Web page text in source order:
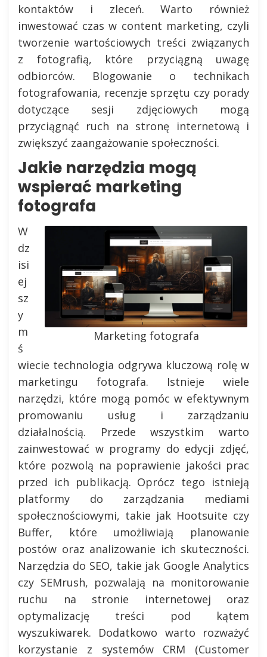
kontaktów i zleceń. Warto również
inwestować czas w content marketing, czyli
tworzenie wartościowych treści związanych
z fotografią, które przyciągną uwagę
odbiorców. Blogowanie o technikach
fotografowania, recenzje sprzętu czy porady
dotyczące sesji zdjęciowych mogą
przyciągnąć ruch na stronę internetową i
zwiększyć zaangażowanie społeczności.
Jakie narzędzia mogą
wspierać marketing
fotografa
Marketing fotografa
W
dz
isi
ej
sz
y
m
ś
wiecie technologia odgrywa kluczową rolę w
marketingu fotografa. Istnieje wiele
narzędzi, które mogą pomóc w efektywnym
promowaniu usług i zarządzaniu
działalnością. Przede wszystkim warto
zainwestować w programy do edycji zdjęć,
które pozwolą na poprawienie jakości prac
przed ich publikacją. Oprócz tego istnieją
platformy do zarządzania mediami
społecznościowymi, takie jak Hootsuite czy
Buffer, które umożliwiają planowanie
postów oraz analizowanie ich skuteczności.
Narzędzia do SEO, takie jak Google Analytics
czy SEMrush, pozwalają na monitorowanie
ruchu na stronie internetowej oraz
optymalizację treści pod kątem
wyszukiwarek. Dodatkowo warto rozważyć
korzystanie z systemów CRM (Customer